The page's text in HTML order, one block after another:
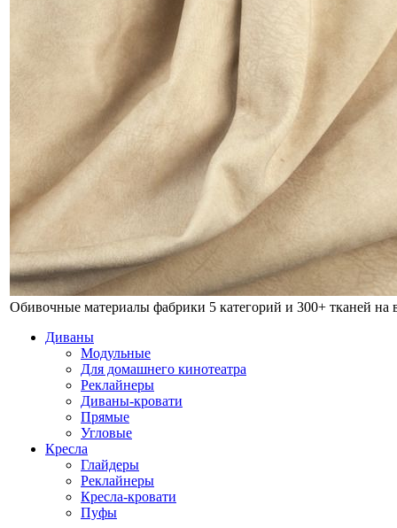
Обивочные материалы фабрики 5 категорий и 300+ тканей на
Диваны
Модульные
Для домашнего кинотеатра
Реклайнеры
Диваны-кровати
Прямые
Угловые
Кресла
Глайдеры
Реклайнеры
Кресла-кровати
Пуфы